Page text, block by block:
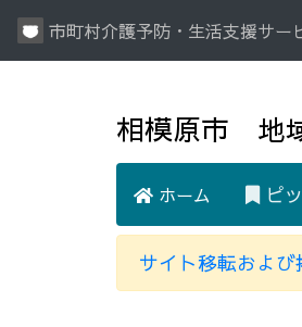
市町村介護予防・生活支援サー
相模原市 地
ホーム ピ
サイト移転およ